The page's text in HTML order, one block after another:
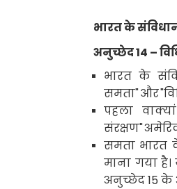
भारत के
अनुच्छेद14 –
भारत के
समता"और"
पहला
संरक्षण"
समता भारत
माना गया
अनुच्छेद15के